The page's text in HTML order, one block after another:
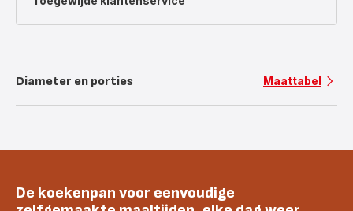
Diameter en porties Maattabel
De koekenpan voor eenvoudige